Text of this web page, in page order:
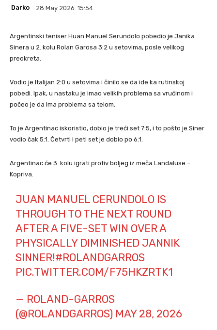
Darko 28 May 2026. 15:54
Argentinski teniser Huan Manuel Serundolo pobedio je Janika
Sinera u 2. kolu Rolan Garosa 3:2 u setovima, posle velikog
preokreta.
Vodio je Italijan 2:0 u setovima i činilo se da ide ka rutinskoj
pobedi. Ipak, u nastaku je imao velikih problema sa vrućinom i
počeo je da ima problema sa telom.
To je Argentinac iskoristio, dobio je treći set 7:5, i to pošto je Siner
vodio čak 5:1. Četvrti i peti set je dobio po 6:1.
Argentinac će 3. kolu igrati protiv boljeg iz meča Landaluse –
Kopriva.
JUAN MANUEL CERUNDOLO IS
THROUGH TO THE NEXT ROUND
AFTER A FIVE-SET WIN OVER A
PHYSICALLY DIMINISHED JANNIK
SINNER!#ROLANDGARROS
PIC.TWITTER.COM/F75HKZRTK1
— ROLAND-GARROS
(@ROLANDGARROS) MAY 28, 2026